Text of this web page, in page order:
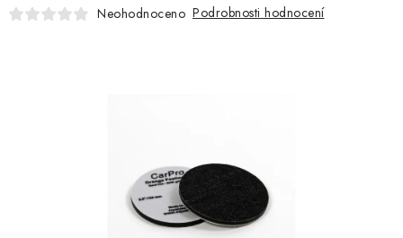
Neohodnoceno Podrobnosti hodnocení